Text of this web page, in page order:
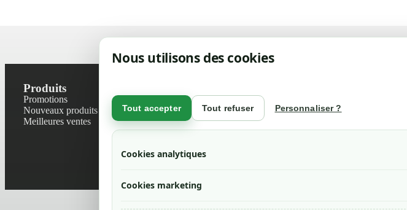
Nous utilisons des cookies
Tout accepter Tout refuser Personnaliser ?
Cookies analytiques
Cookies marketing
Produits
Promotions
Nouveaux produits
Meilleures ventes
Contactez-nous
Plan du site
Magasin
Mentions légales